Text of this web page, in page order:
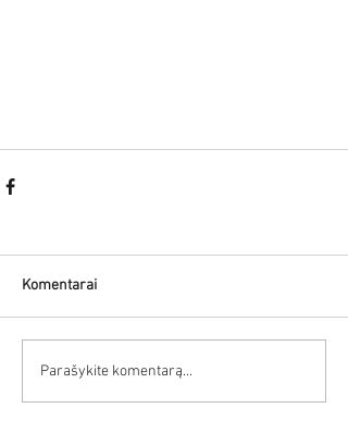
Komentarai
Parašykite komentarą...